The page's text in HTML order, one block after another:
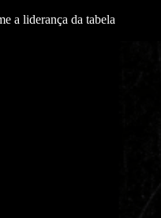
a liderança da tabela